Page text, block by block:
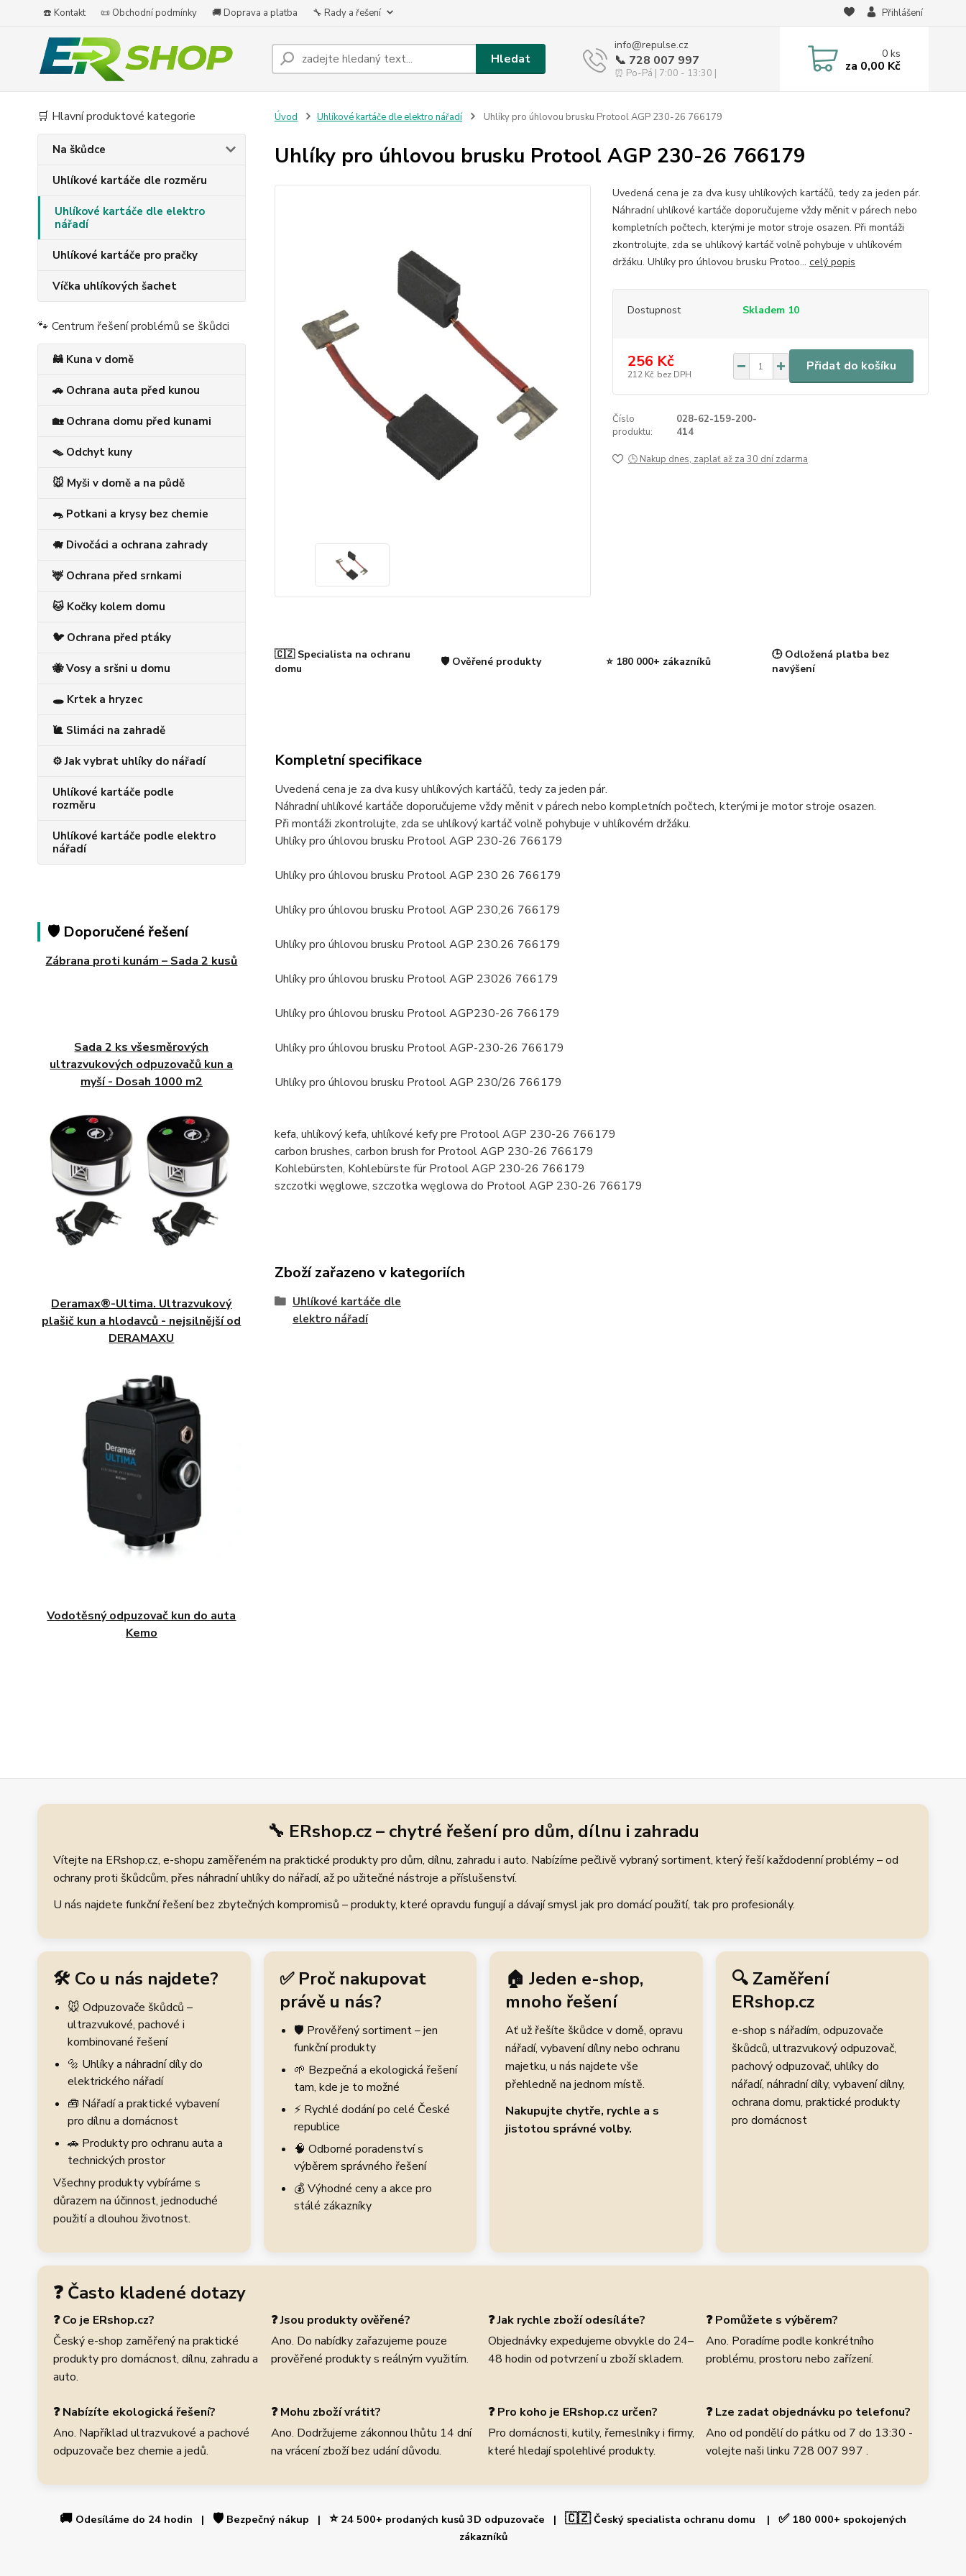
☎️ Kontakt 📜 Obchodní podmínky 🚚 Doprava a platba 🔧 Rady a řešení Přihlášení
Hledat
info@repulse.cz
📞 728 007 997
⏰ Po-Pá | 7:00 - 13:30 |
0ks
za 0,00 Kč
🛒 Hlavní produktové kategorie
Na škůdce
Uhlíkové kartáče dle rozměru
Uhlíkové kartáče dle elektro
nářadí
Uhlíkové kartáče pro pračky
Víčka uhlíkových šachet
🐾 Centrum řešení problémů se škůdci
🦝 Kuna v domě
🚗 Ochrana auta před kunou
🏡 Ochrana domu před kunami
🪤 Odchyt kuny
🐭 Myši v domě a na půdě
🐀 Potkani a krysy bez chemie
🐗 Divočáci a ochrana zahrady
🦌 Ochrana před srnkami
🐱 Kočky kolem domu
🐦 Ochrana před ptáky
🐝 Vosy a sršni u domu
🕳️ Krtek a hryzec
🐌 Slimáci na zahradě
⚙️ Jak vybrat uhlíky do nářadí
Uhlíkové kartáče podle
rozměru
Uhlíkové kartáče podle elektro
nářadí
🛡️ Doporučené řešení
Zábrana proti kunám – Sada 2 kusů
Sada 2 ks všesměrových
ultrazvukových odpuzovačů kun a
myší - Dosah 1000 m2
Deramax®-Ultima. Ultrazvukový
plašič kun a hlodavců - nejsilnější od
DERAMAXU
Vodotěsný odpuzovač kun do auta
Kemo
Úvod Uhlíkové kartáče dle elektro nářadí Uhlíky pro úhlovou brusku Protool AGP 230-26 766179
Uhlíky pro úhlovou brusku Protool AGP 230-26 766179
Uvedená cena je za dva kusy uhlíkových kartáčů, tedy za jeden pár.
Náhradní uhlíkové kartáče doporučujeme vždy měnit v párech nebo
kompletních počtech, kterými je motor stroje osazen. Při montáži
zkontrolujte, zda se uhlíkový kartáč volně pohybuje v uhlíkovém
držáku. Uhlíky pro úhlovou brusku Protoo... celý popis
Dostupnost Skladem 10
256 Kč
212 Kč bez DPH
Přidat do košíku
Číslo
produktu:
028-62-159-200-
414
🕒 Nakup dnes, zaplať až za 30 dní zdarma
🇨🇿 Specialista na ochranu
domu
🛡️ Ověřené produkty ⭐ 180 000+ zákazníků
🕒 Odložená platba bez
navýšení
Kompletní specifikace
Uvedená cena je za dva kusy uhlíkových kartáčů, tedy za jeden pár.
Náhradní uhlíkové kartáče doporučujeme vždy měnit v párech nebo kompletních počtech, kterými je motor stroje osazen.
Při montáži zkontrolujte, zda se uhlíkový kartáč volně pohybuje v uhlíkovém držáku.
Uhlíky pro úhlovou brusku Protool AGP 230-26 766179
Uhlíky pro úhlovou brusku Protool AGP 230 26 766179
Uhlíky pro úhlovou brusku Protool AGP 230,26 766179
Uhlíky pro úhlovou brusku Protool AGP 230.26 766179
Uhlíky pro úhlovou brusku Protool AGP 23026 766179
Uhlíky pro úhlovou brusku Protool AGP230-26 766179
Uhlíky pro úhlovou brusku Protool AGP-230-26 766179
Uhlíky pro úhlovou brusku Protool AGP 230/26 766179
kefa, uhlíkový kefa, uhlíkové kefy pre Protool AGP 230-26 766179
carbon brushes, carbon brush for Protool AGP 230-26 766179
Kohlebürsten, Kohlebürste für Protool AGP 230-26 766179
szczotki węglowe, szczotka węglowa do Protool AGP 230-26 766179
Zboží zařazeno v kategoriích
Uhlíkové kartáče dle
elektro nářadí
🔧 ERshop.cz – chytré řešení pro dům, dílnu i zahradu
Vítejte na ERshop.cz, e-shopu zaměřeném na praktické produkty pro dům, dílnu, zahradu i auto. Nabízíme pečlivě vybraný sortiment, který řeší každodenní problémy – od
ochrany proti škůdcům, přes náhradní uhlíky do nářadí, až po užitečné nástroje a příslušenství.
U nás najdete funkční řešení bez zbytečných kompromisů – produkty, které opravdu fungují a dávají smysl jak pro domácí použití, tak pro profesionály.
🛠️ Co u nás najdete?
🐭 Odpuzovače škůdců –
ultrazvukové, pachové i
kombinované řešení
🔩 Uhlíky a náhradní díly do
elektrického nářadí
🧰 Nářadí a praktické vybavení
pro dílnu a domácnost
🚗 Produkty pro ochranu auta a
technických prostor
Všechny produkty vybíráme s
důrazem na účinnost, jednoduché
použití a dlouhou životnost.
✅ Proč nakupovat
právě u nás?
🛡️ Prověřený sortiment – jen
funkční produkty
🌱 Bezpečná a ekologická řešení
tam, kde je to možné
⚡ Rychlé dodání po celé České
republice
🧠 Odborné poradenství s
výběrem správného řešení
💰 Výhodné ceny a akce pro
stálé zákazníky
🏠 Jeden e-shop,
mnoho řešení
Ať už řešíte škůdce v domě, opravu
nářadí, vybavení dílny nebo ochranu
majetku, u nás najdete vše
přehledně na jednom místě.
Nakupujte chytře, rychle a s
jistotou správné volby.
🔍 Zaměření
ERshop.cz
e-shop s nářadím, odpuzovače
škůdců, ultrazvukový odpuzovač,
pachový odpuzovač, uhlíky do
nářadí, náhradní díly, vybavení dílny,
ochrana domu, praktické produkty
pro domácnost
❓ Často kladené dotazy
❓ Co je ERshop.cz?
Český e-shop zaměřený na praktické
produkty pro domácnost, dílnu, zahradu a
auto.
❓ Jsou produkty ověřené?
Ano. Do nabídky zařazujeme pouze
prověřené produkty s reálným využitím.
❓ Jak rychle zboží odesíláte?
Objednávky expedujeme obvykle do 24–
48 hodin od potvrzení u zboží skladem.
❓ Pomůžete s výběrem?
Ano. Poradíme podle konkrétního
problému, prostoru nebo zařízení.
❓ Nabízíte ekologická řešení?
Ano. Například ultrazvukové a pachové
odpuzovače bez chemie a jedů.
❓ Mohu zboží vrátit?
Ano. Dodržujeme zákonnou lhůtu 14 dní
na vrácení zboží bez udání důvodu.
❓ Pro koho je ERshop.cz určen?
Pro domácnosti, kutily, řemeslníky i firmy,
které hledají spolehlivé produkty.
❓ Lze zadat objednávku po telefonu?
Ano od pondělí do pátku od 7 do 13:30 -
volejte naši linku 728 007 997 .
🚚 Odesíláme do 24 hodin | 🛡️ Bezpečný nákup | ⭐24 500+ prodaných kusů 3D odpuzovače | 🇨🇿Český specialista ochranu domu | ✅180 000+ spokojených
zákazníků